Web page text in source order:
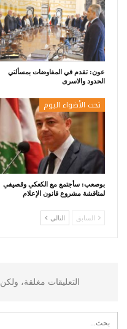
عون: تقدم في المفاوضات بمسألتي
الحدود والاسرى
تحت الأضواء اليوم
بوصعب: سأجتمع مع الكعكي وقصيفي
لمناقشة مشروع قانون الإعلام
السابق التالي
التعليقات مغلقة، ولكن